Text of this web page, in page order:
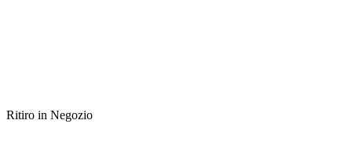
Ritiro in Negozio